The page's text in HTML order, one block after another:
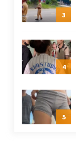
3
4
5